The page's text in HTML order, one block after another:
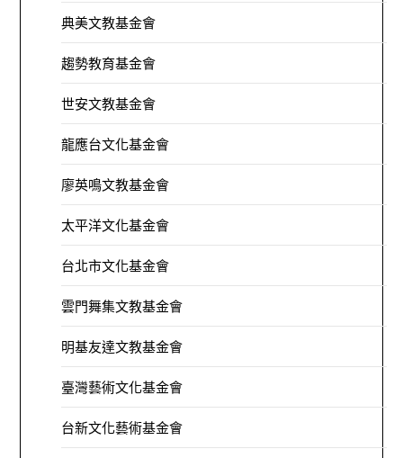
典美文教基金會
趨勢教育基金會
世安文教基金會
龍應台文化基金會
廖英鳴文教基金會
太平洋文化基金會
台北市文化基金會
雲門舞集文教基金會
明基友達文教基金會
臺灣藝術文化基金會
台新文化藝術基金會